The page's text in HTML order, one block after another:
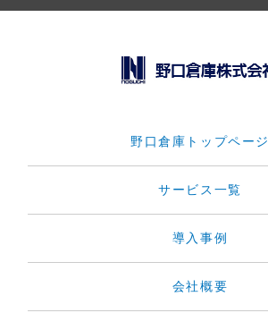
野口倉庫トップページ
サービス一覧
導入事例
会社概要